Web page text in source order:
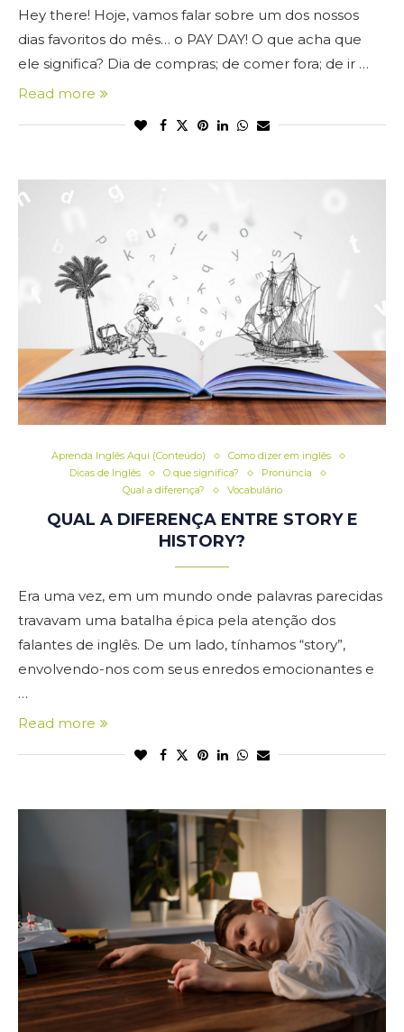
Hey there! Hoje, vamos falar sobre um dos nossos
dias favoritos do mês… o PAY DAY! O que acha que
ele significa? Dia de compras; de comer fora; de ir …
Read more
Aprenda Inglês Aqui (Conteúdo)
Como dizer em inglês
Dicas de Inglês
O que significa?
Pronúncia
Qual a diferença?
Vocabulário
QUAL A DIFERENÇA ENTRE STORY E
HISTORY?
Era uma vez, em um mundo onde palavras parecidas
travavam uma batalha épica pela atenção dos
falantes de inglês. De um lado, tínhamos “story”,
envolvendo-nos com seus enredos emocionantes e
…
Read more